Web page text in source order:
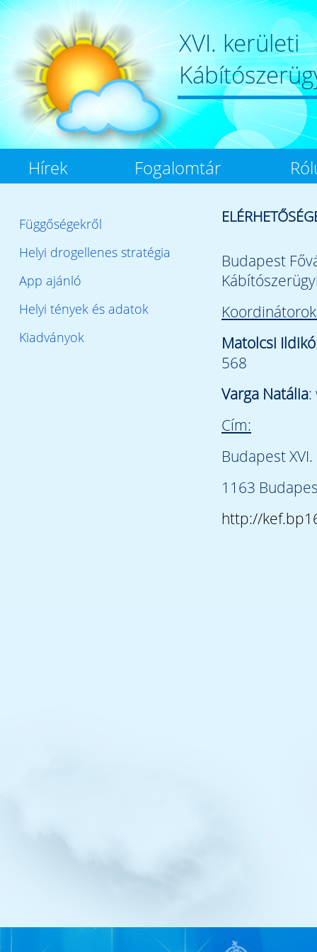
XVI. kerületi
Hírek Fogalomtár
Függőségekről
Helyi drogellenes stratégia
App ajánló
Helyi tények és adatok
Kiadványok
Budapest
Matolcsi Ildikó
568
Varga Natália:
Cím:
Budapest
1163
http://